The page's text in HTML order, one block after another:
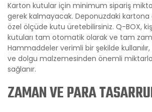
Karton kutular için minimum sipariş
gerek kalmayacak. Deponuzdaki kartona
özel ölçüde kutu üretebilirsiniz. Q-BOX,
kutuları tam otomatik olarak ve tam
Hammaddeler verimli bir şekilde
ve dolgu malzemesinden önemli
sağlanır.
ZAMAN VE PARA